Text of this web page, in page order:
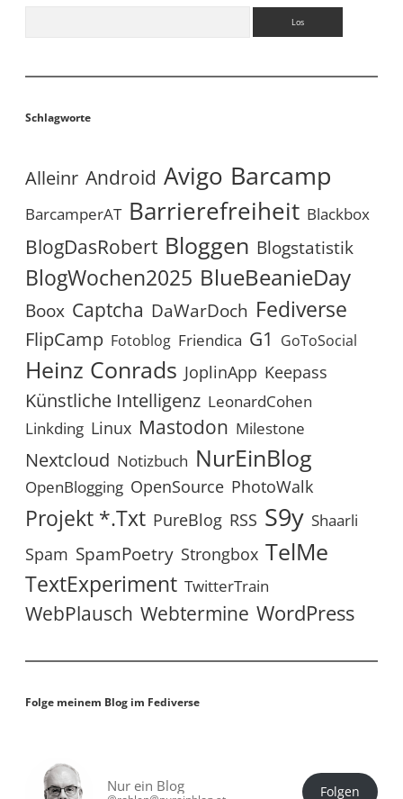
Schlagworte
Alleinr Android Avigo Barcamp
BarcamperAT Barrierefreiheit Blackbox
BlogDasRobert Bloggen Blogstatistik
BlogWochen2025 BlueBeanieDay
Boox Captcha DaWarDoch Fediverse
FlipCamp Fotoblog Friendica G1 GoToSocial
Heinz Conrads JoplinApp Keepass
Künstliche Intelligenz LeonardCohen
Linkding Linux Mastodon Milestone
Nextcloud Notizbuch NurEinBlog
OpenBlogging OpenSource PhotoWalk
Projekt *.txt PureBlog RSS S9y Shaarli
Spam SpamPoetry Strongbox TelMe
TextExperiment TwitterTrain
WebPlausch Webtermine WordPress
Folge meinem Blog im Fediverse
Nur ein Blog Folgen